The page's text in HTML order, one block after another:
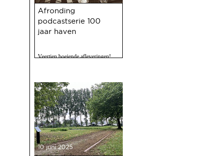
Afronding
podcastserie 100
jaar haven
Veertien boeiende afleveringen!
10 juni 2025